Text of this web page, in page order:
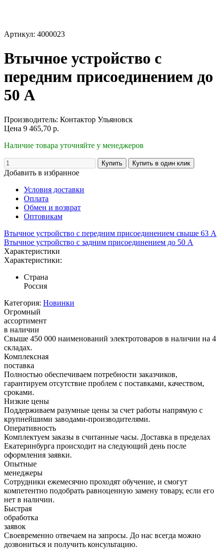
Артикул: 4000023
Втычное устройство с
передним присоединением до
50 А
Производитель: Контактор Ульяновск
Цена 9 465,70 р.
Наличие товара уточняйте у менеджеров
Добавить в избранное
Условия доставки
Оплата
Обмен и возврат
Оптовикам
Втычное устройство с передним присоединением свыше 63 А
Втычное устройство с задним присоединением до 50 А
Характеристики
Характеристики:
Страна
Россия
Категория: Новинки
Огромный
ассортимент
в наличии
Свыше 450 000 наименований электротоваров в наличии на 4
складах.
Комплексная
поставка
Полностью обеспечиваем потребности заказчиков,
гарантируем отсутствие проблем с поставками, качеством,
сроками.
Низкие цены
Поддерживаем разумные цены за счет работы напрямую с
крупнейшими заводами-производителями.
Оперативность
Комплектуем заказы в считанные часы. Доставка в пределах
Екатеринбурга происходит на следующий день после
оформления заявки.
Опытные
менеджеры
Сотрудники ежемесячно проходят обучение, и смогут
компетентно подобрать равноценную замену товару, если его
нет в наличии.
Быстрая
обработка
заявок
Своевременно отвечаем на запросы. До нас всегда можно
дозвониться и получить консультацию.